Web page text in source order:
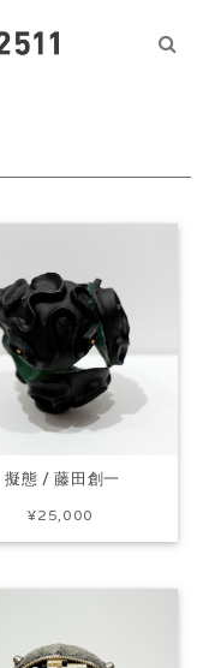
擬態 / 藤田創一
¥25,000